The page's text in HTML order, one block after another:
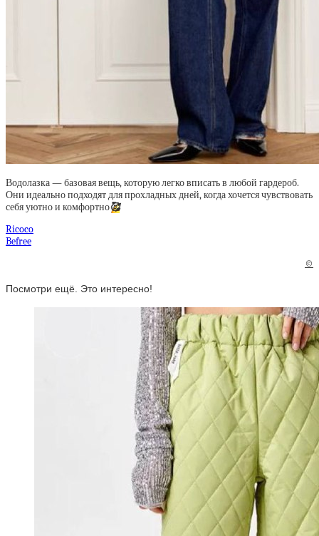
Водолазка — базовая вещь, которую легко вписать в любой гардероб.
Они идеально подходят для прохладных дней, когда хочется чувствовать
себя уютно и комфортно🥰
Ricoco
Befree
©
Посмотри ещё. Это интересно!